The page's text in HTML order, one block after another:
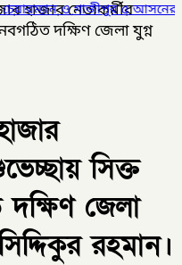
৫ আসনের সাবেক সংসদ
হাজার নেতাকর্মীর
দক্ষিণ জেলা যুগ্ন
সিক্ত
জেলা
রহমান।